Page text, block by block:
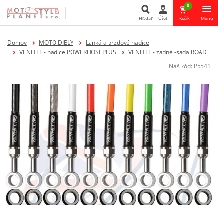
Hľadať Účet
0
Košík Menu
Domov MOTO DIELY
Lanká a brzdové hadice
VENHILL - hadice POWERHOSEPLUS
VENHILL - zadné -sada ROAD
Náš kód: P5541